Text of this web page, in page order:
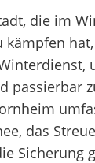
die im
kämpfen
passierbar
das
Sicherung